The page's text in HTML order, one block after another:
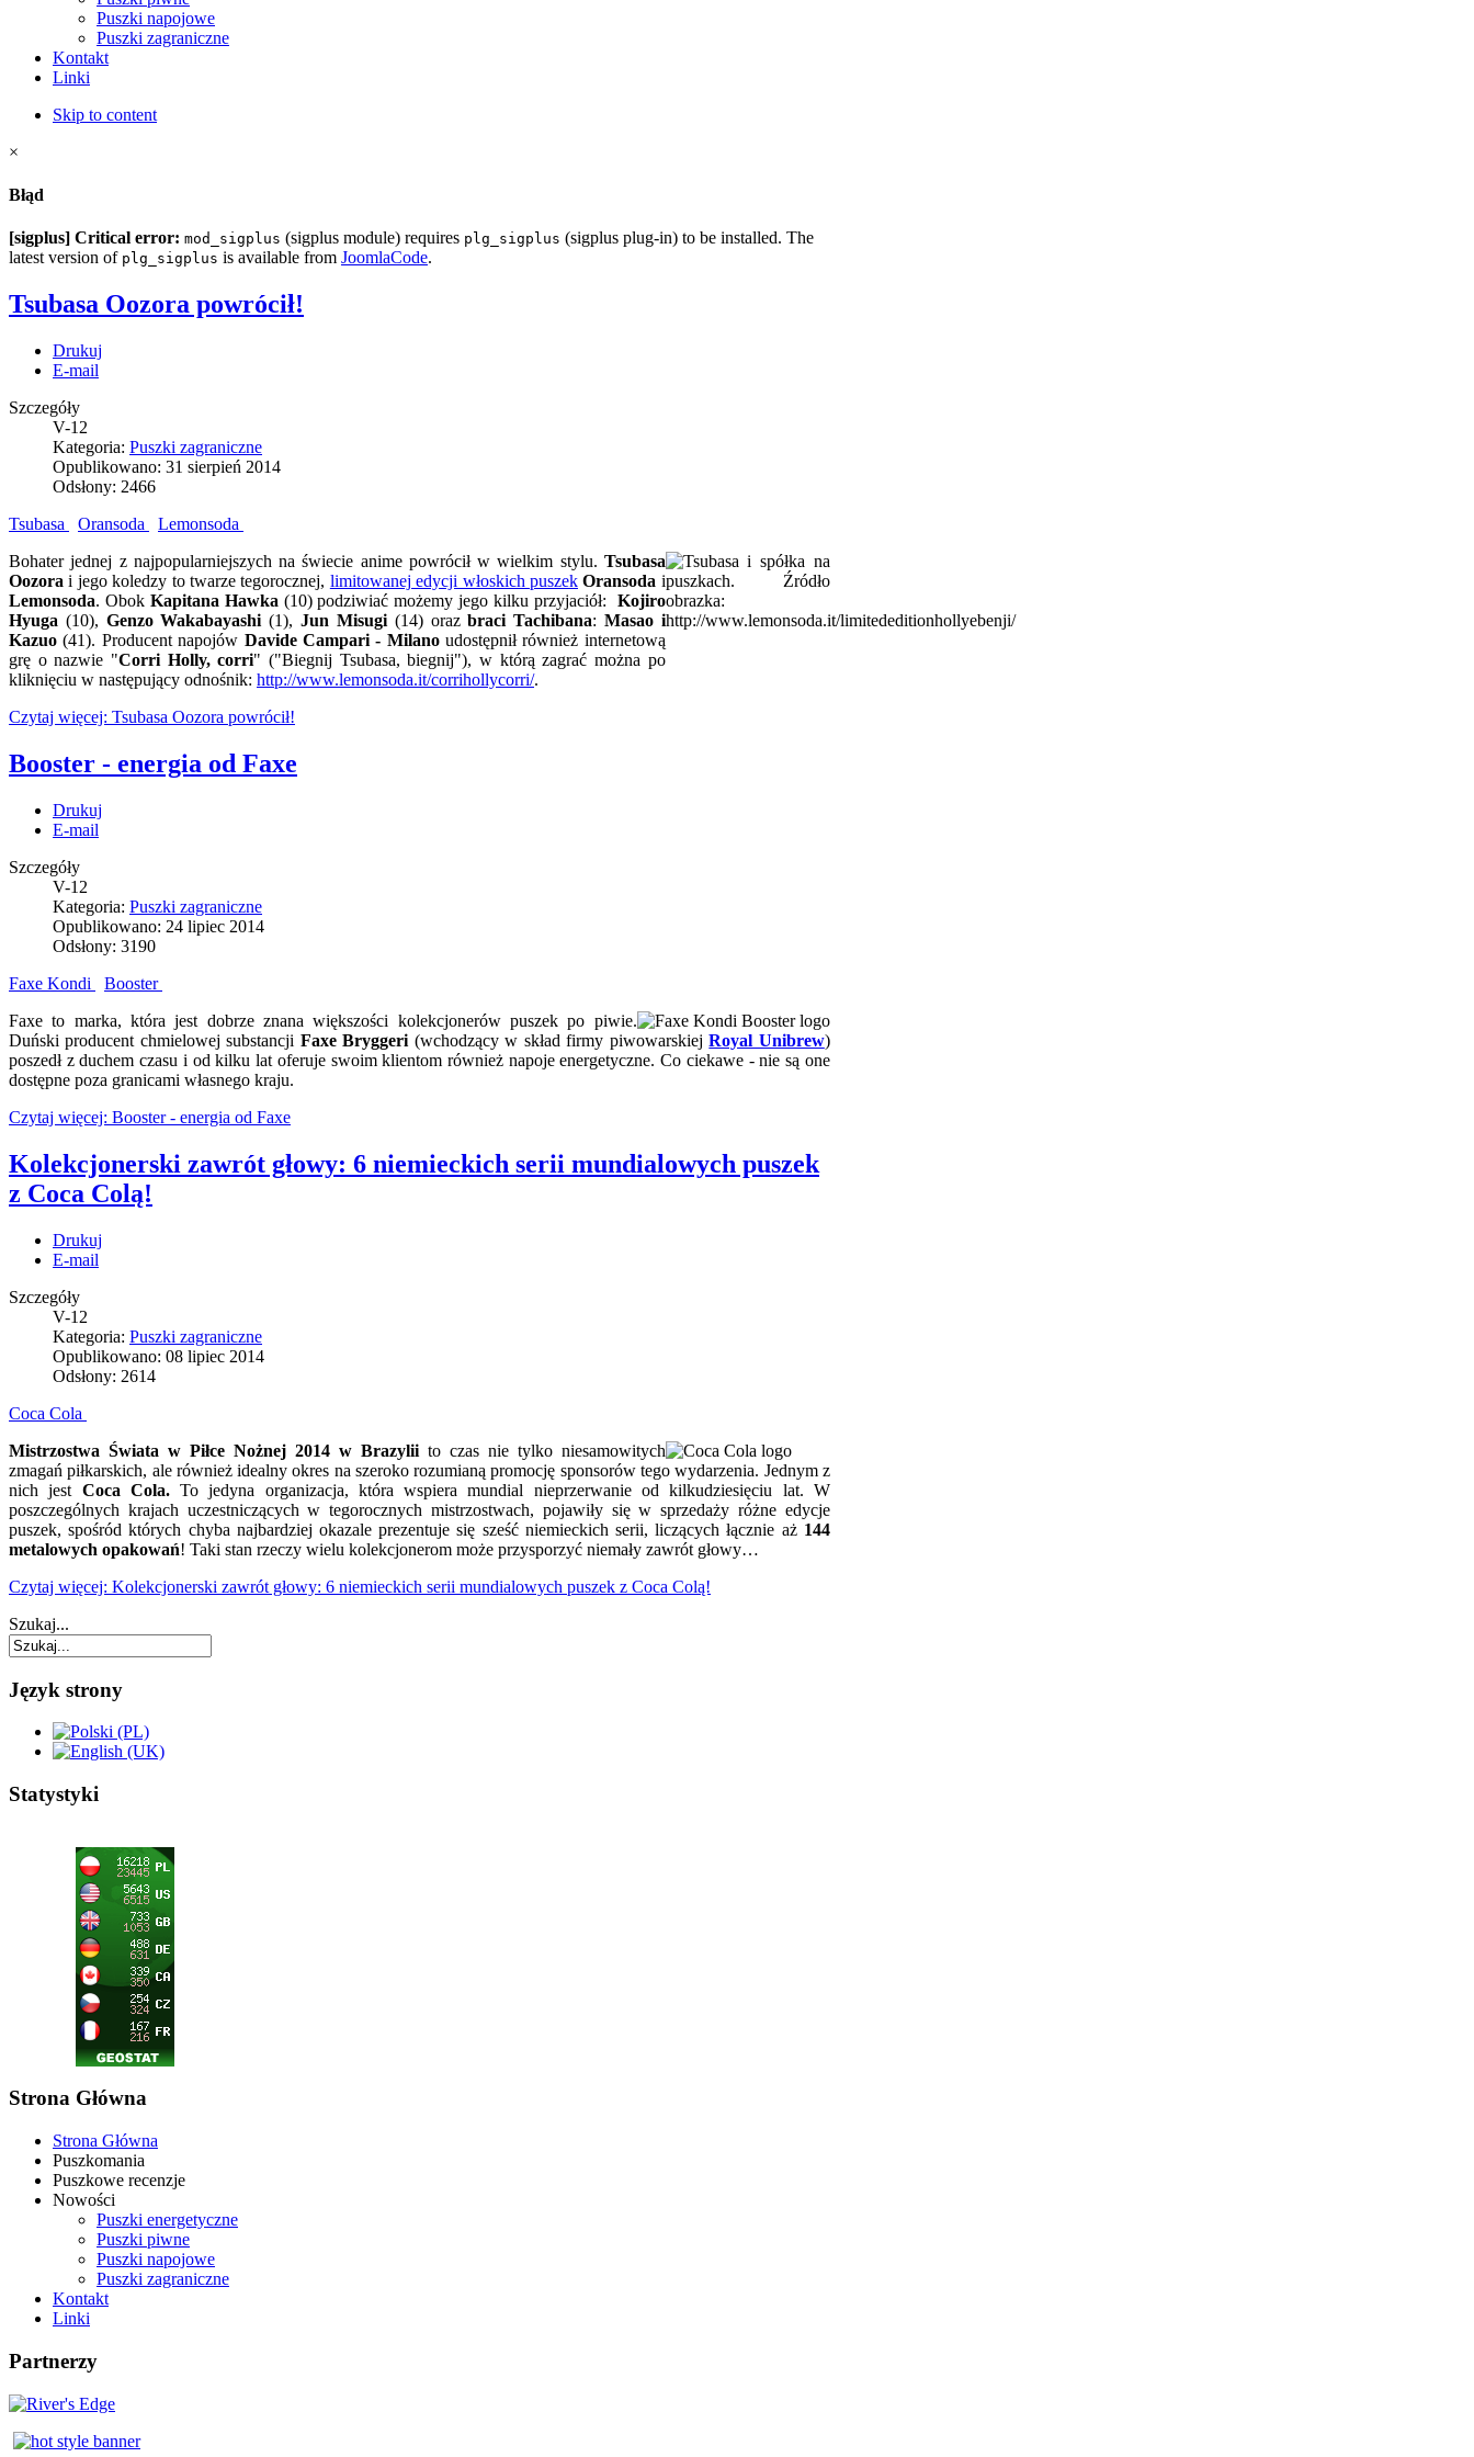
Puszki napojowe
Puszki zagraniczne
Kontakt
Linki
Skip to content
×
Błąd
[sigplus] Critical error: mod_sigplus (sigplus module) requires plg_sigplus (sigplus plug-in) to be installed. The
latest version of plg_sigplus is available from JoomlaCode.
Tsubasa Oozora powrócił!
Drukuj
E-mail
Szczegóły
V-12
Kategoria: Puszki zagraniczne
Opublikowano: 31 sierpień 2014
Odsłony: 2466
Tsubasa
Oransoda
Lemonsoda
Bohater jednej z najpopularniejszych na świecie anime powrócił w wielkim stylu. Tsubasa
Oozora i jego koledzy to twarze tegorocznej, limitowanej edycji włoskich puszek Oransoda i
Lemonsoda. Obok Kapitana Hawka (10) podziwiać możemy jego kilku przyjaciół: Kojiro
Hyuga (10), Genzo Wakabayashi (1),Jun Misugi(14) orazbraci Tachibana:Masao i
Kazuo (41). Producent napojów Davide Campari - Milanoudostępnił również internetową
grę o nazwie "Corri Holly, corri" ("Biegnij Tsubasa, biegnij"), w którą zagrać można po
kliknięciu w następujący odnośnik: http://www.lemonsoda.it/corrihollycorri/.
Czytaj więcej: Tsubasa Oozora powrócił!
Booster - energia od Faxe
Drukuj
E-mail
Szczegóły
V-12
Kategoria: Puszki zagraniczne
Opublikowano: 24 lipiec 2014
Odsłony: 3190
Faxe Kondi
Booster
Faxe to marka, która jest dobrze znana większości kolekcjonerów puszek po piwie.
Duński producent chmielowej substancji Faxe Bryggeri (wchodzący w skład firmy piwowarskiejRoyal Unibrew)
poszedł z duchem czasu i od kilku lat oferuje swoim klientom również napoje energetyczne. Co ciekawe - nie są one
dostępne poza granicami własnego kraju.
Czytaj więcej: Booster - energia od Faxe
Kolekcjonerski zawrót głowy: 6 niemieckich serii mundialowych puszek
z Coca Colą!
Drukuj
E-mail
Szczegóły
V-12
Kategoria: Puszki zagraniczne
Opublikowano: 08 lipiec 2014
Odsłony: 2614
Coca Cola
Mistrzostwa Świata w Piłce Nożnej 2014 w Brazyliito czas nie tylko niesamowitych
zmagań piłkarskich, ale również idealny okres na szeroko rozumianą promocję sponsorów tego wydarzenia. Jednym z
nich jest Coca Cola.To jedyna organizacja, która wspiera mundial nieprzerwanie od kilkudziesięciu lat. W
poszczególnych krajach uczestniczących w tegorocznych mistrzostwach, pojawiły się w sprzedaży różne edycje
puszek, spośród których chyba najbardziej okazale prezentuje się sześć niemieckich serii, liczących łącznie aż 144
metalowych opakowań! Taki stan rzeczy wielu kolekcjonerom może przysporzyć niemały zawrót głowy…
Czytaj więcej: Kolekcjonerski zawrót głowy: 6 niemieckich serii mundialowych puszek z Coca Colą!
Szukaj...
Język strony
Statystyki
Strona Główna
Strona Główna
Puszkomania
Puszkowe recenzje
Nowości
Puszki energetyczne
Puszki piwne
Puszki napojowe
Puszki zagraniczne
Kontakt
Linki
Partnerzy